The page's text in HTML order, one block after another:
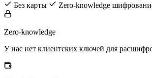
Без карты
Zero-knowledge
Zero-knowledge
У нас нет клиентских ключей для